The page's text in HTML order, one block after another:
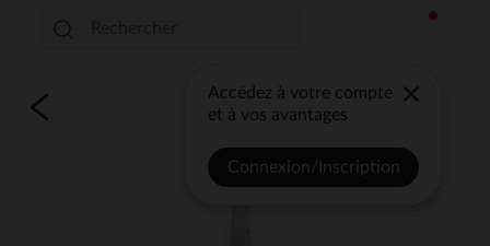
Accédez à votre compte
et à vos avantages
Connexion/Inscription